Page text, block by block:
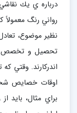
درباره ي يك
رواني رنگ معمولاً
نظير موضوع،
تحصيل و تخصص
اندركارند. وقتي
اوقات خصايص
براي مثال، بايد